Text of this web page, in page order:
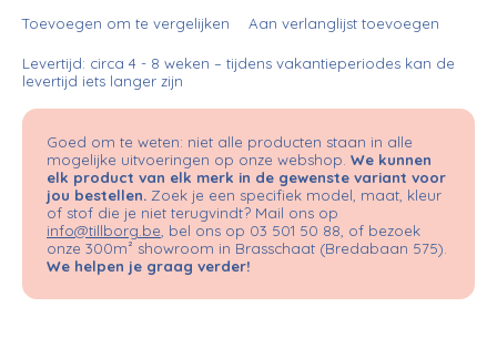
Toevoegen om te vergelijken Aan verlanglijst toevoegen
Levertijd: circa 4 - 8 weken – tijdens vakantieperiodes kan de
levertijd iets langer zijn
Goed om te weten: niet alle producten staan in alle
mogelijke uitvoeringen op onze webshop. We kunnen
elk product van elk merk in de gewenste variant voor
jou bestellen. Zoek je een specifiek model, maat, kleur
of stof die je niet terugvindt? Mail ons op
info@tillborg.be , bel ons op 03 501 50 88, of bezoek
onze 300m² showroom in Brasschaat (Bredabaan 575).
We helpen je graag verder!